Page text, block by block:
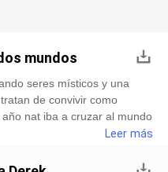
mundos
seres místicos y una
de convivir como
nat iba a cruzar al mundo
a Derek a su padre que
que se quede
Leer más